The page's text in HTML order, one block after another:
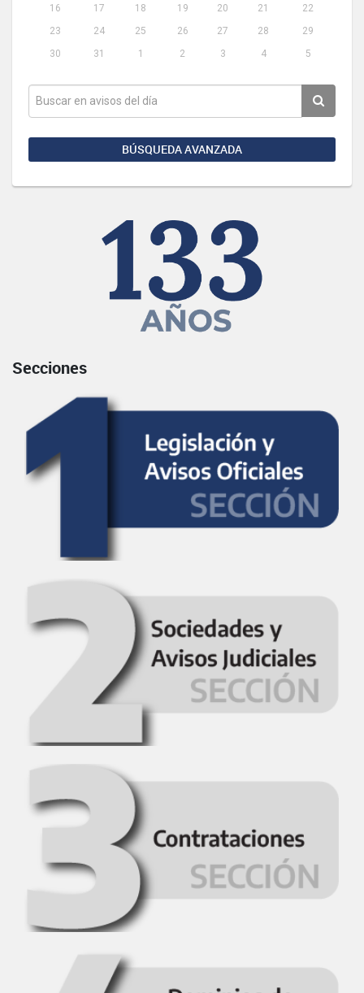
16
17 18 19 20 21
22
23
24 25 26 27 28
29
30
31 1 2 3 4 5
BÚSQUEDA AVANZADA
Secciones